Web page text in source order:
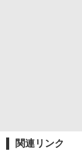
関連リンク